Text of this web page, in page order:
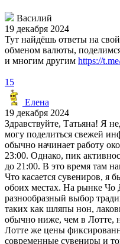
Василий
19 декабря 2024
Тут найдёшь ответы на
обменом валюты,
и многим другим https://
15
Елена
19 декабря 2024
Здравствуйте, Татьяна! Я
могу поделиться свежей
обычно начинает работу
23:00. Однако, пик
до 21:00. В это время там
Что касается сувениров, я
обоих местах. На рынке
разнообразный выбор
таких как шляпы нон,
обычно ниже, чем в Лотте,
Лотте же цены
современные сувениры и